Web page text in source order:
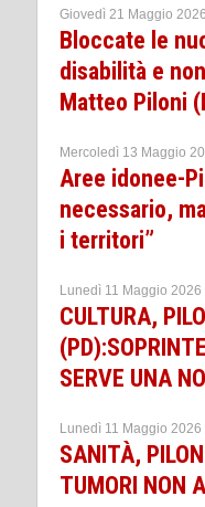
Giovedì 21 Maggio 2026
Bloccate le
disabilità e
Matteo Piloni
Mercoledì 13 Maggio
Aree idonee-
necessario,
i territori”
Lunedì 11 Maggio 2026
CULTURA,
SERVE UNA
Lunedì 11 Maggio 2026
SANITÀ,
TUMORI NON